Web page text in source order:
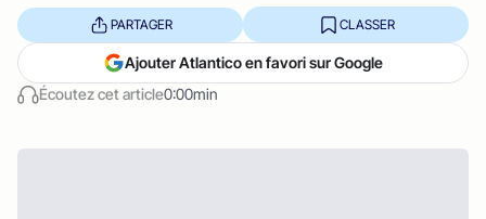
Écoutez cet article0:00min
PARTAGER CLASSER
Ajouter Atlantico en favori sur Google